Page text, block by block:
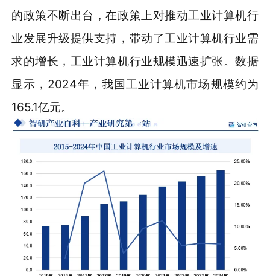
的政策不断出台，在政策上对推动工业计算机行
业发展升级提供支持，带动了工业计算机行业需
求的增长，工业计算机行业规模迅速扩张。数据
显示，2024年，我国工业计算机市场规模约为
165.1亿元。